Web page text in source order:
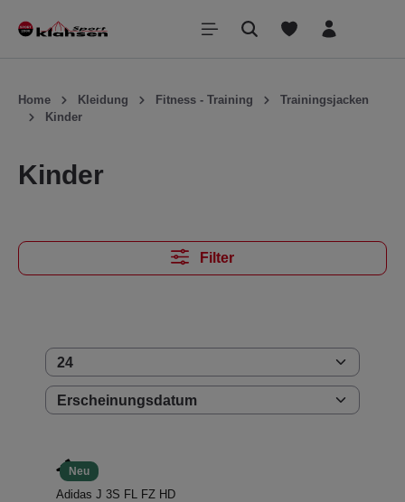
springen
Home Kleidung Fitness - Training
Trainingsjacken
Kinder
Kinder
Filter
Neu
Adidas J 3S FL FZ HD